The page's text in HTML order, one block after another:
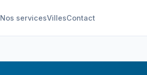
Nos servicesVillesContact